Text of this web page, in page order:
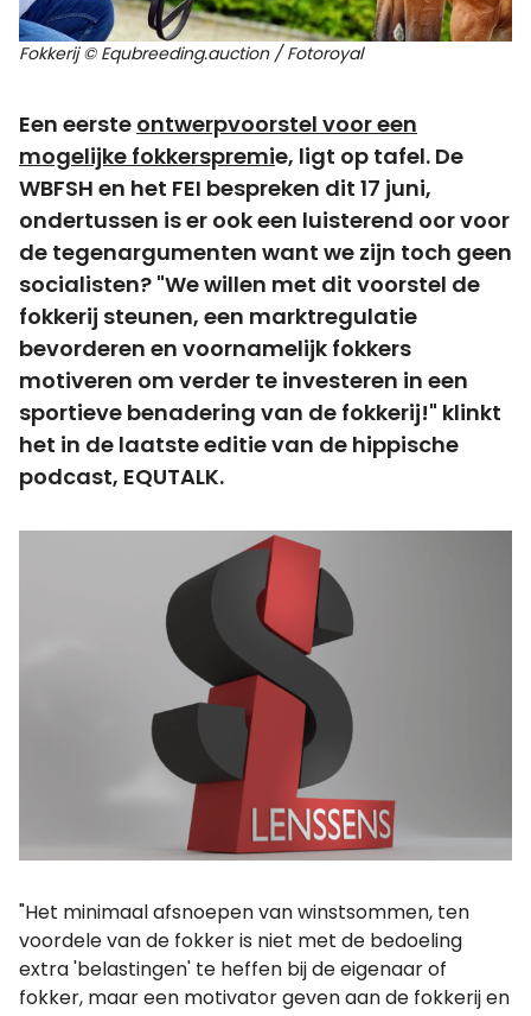
Fokkerij © Equbreeding.auction / Fotoroyal
Een eerste ontwerpvoorstel voor een
mogelijke fokkerspremie, ligt op tafel. De
WBFSH en het FEI bespreken dit 17 juni,
ondertussen is er ook een luisterend oor voor
de tegenargumenten want we zijn toch geen
socialisten? "We willen met dit voorstel de
fokkerij steunen, een marktregulatie
bevorderen en voornamelijk fokkers
motiveren om verder te investeren in een
sportieve benadering van de fokkerij!" klinkt
het in de laatste editie van de hippische
podcast, EQUTALK.
"Het minimaal afsnoepen van winstsommen, ten
voordele van de fokker is niet met de bedoeling
extra 'belastingen' te heffen bij de eigenaar of
fokker, maar een motivator geven aan de fokkerij en